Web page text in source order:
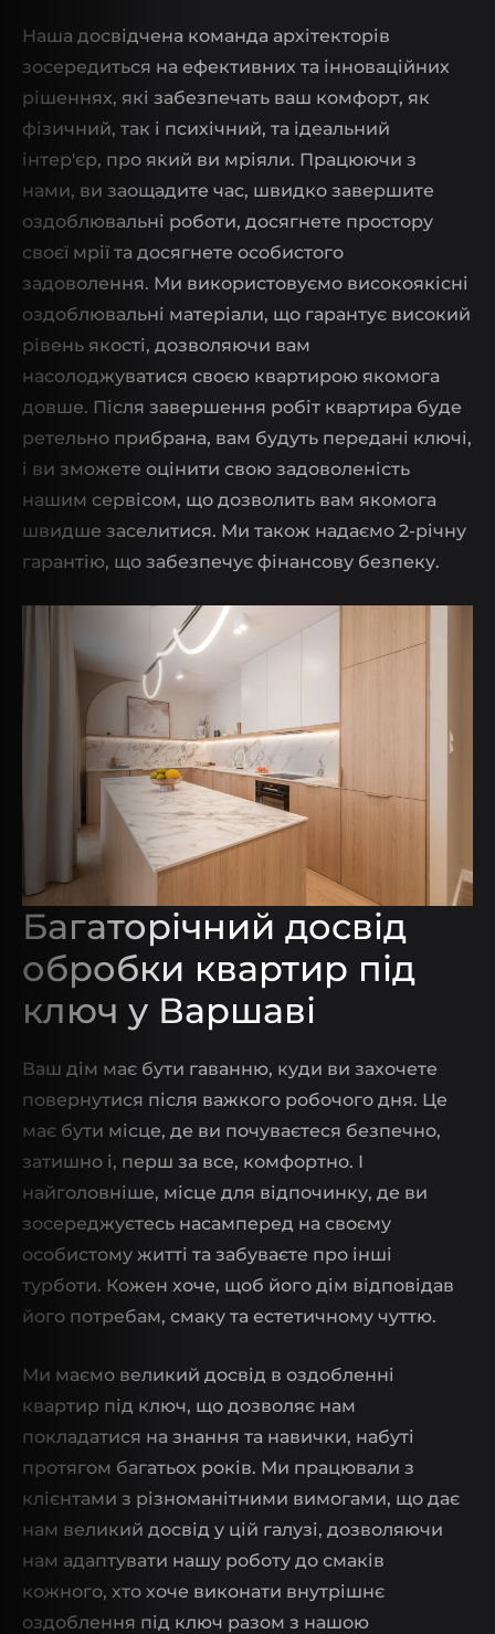
Наша досвідчена команда архітекторів
зосередиться на ефективних та інноваційних
рішеннях, які забезпечать ваш комфорт, як
фізичний, так і психічний, та ідеальний
інтер'єр, про який ви мріяли. Працюючи з
нами, ви заощадите час, швидко завершите
оздоблювальні роботи, досягнете простору
своєї мрії та досягнете особистого
задоволення. Ми використовуємо високоякісні
оздоблювальні матеріали, що гарантує високий
рівень якості, дозволяючи вам
насолоджуватися своєю квартирою якомога
довше. Після завершення робіт квартира буде
ретельно прибрана, вам будуть передані ключі,
і ви зможете оцінити свою задоволеність
нашим сервісом, що дозволить вам якомога
швидше заселитися. Ми також надаємо 2-річну
гарантію, що забезпечує фінансову безпеку.
Багаторічний досвід
обробки квартир під
ключ у Варшаві
Ваш дім має бути гаванню, куди ви захочете
повернутися після важкого робочого дня. Це
має бути місце, де ви почуваєтеся безпечно,
затишно і, перш за все, комфортно. І
найголовніше, місце для відпочинку, де ви
зосереджуєтесь насамперед на своєму
особистому житті та забуваєте про інші
турботи. Кожен хоче, щоб його дім відповідав
його потребам, смаку та естетичному чуттю.
Ми маємо великий досвід в оздобленні
квартир під ключ, що дозволяє нам
покладатися на знання та навички, набуті
протягом багатьох років. Ми працювали з
клієнтами з різноманітними вимогами, що дає
нам великий досвід у цій галузі, дозволяючи
нам адаптувати нашу роботу до смаків
кожного, хто хоче виконати внутрішнє
оздоблення під ключ разом з нашою